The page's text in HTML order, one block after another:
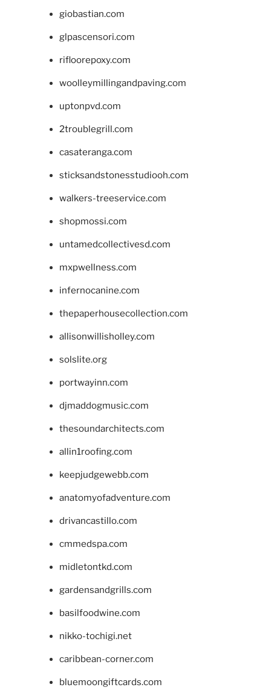
giobastian.com
glpascensori.com
rifloorepoxy.com
woolleymillingandpaving.com
uptonpvd.com
2troublegrill.com
casateranga.com
sticksandstonesstudiooh.com
walkers-treeservice.com
shopmossi.com
untamedcollectivesd.com
mxpwellness.com
infernocanine.com
thepaperhousecollection.com
allisonwillisholley.com
solslite.org
portwayinn.com
djmaddogmusic.com
thesoundarchitects.com
allin1roofing.com
keepjudgewebb.com
anatomyofadventure.com
drivancastillo.com
cmmedspa.com
midletontkd.com
gardensandgrills.com
basilfoodwine.com
nikko-tochigi.net
caribbean-corner.com
bluemoongiftcards.com